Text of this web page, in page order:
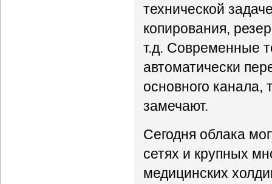
технической
копирования,
т.д. Современные
автоматически
основного канала,
замечают.
Сегодня облака
сетях и крупных
медицинских